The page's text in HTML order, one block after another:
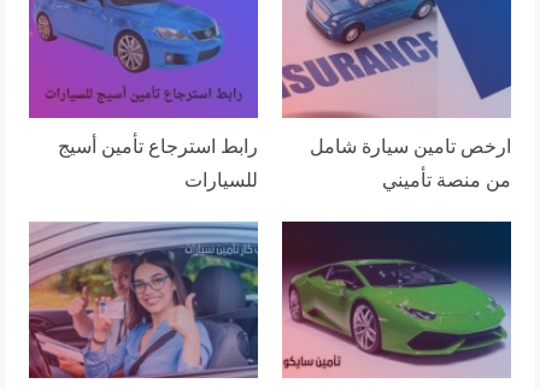
ارخص تامين سيارة شامل
من منصة تأميني
رابط استرجاع تأمين أسيج
للسيارات